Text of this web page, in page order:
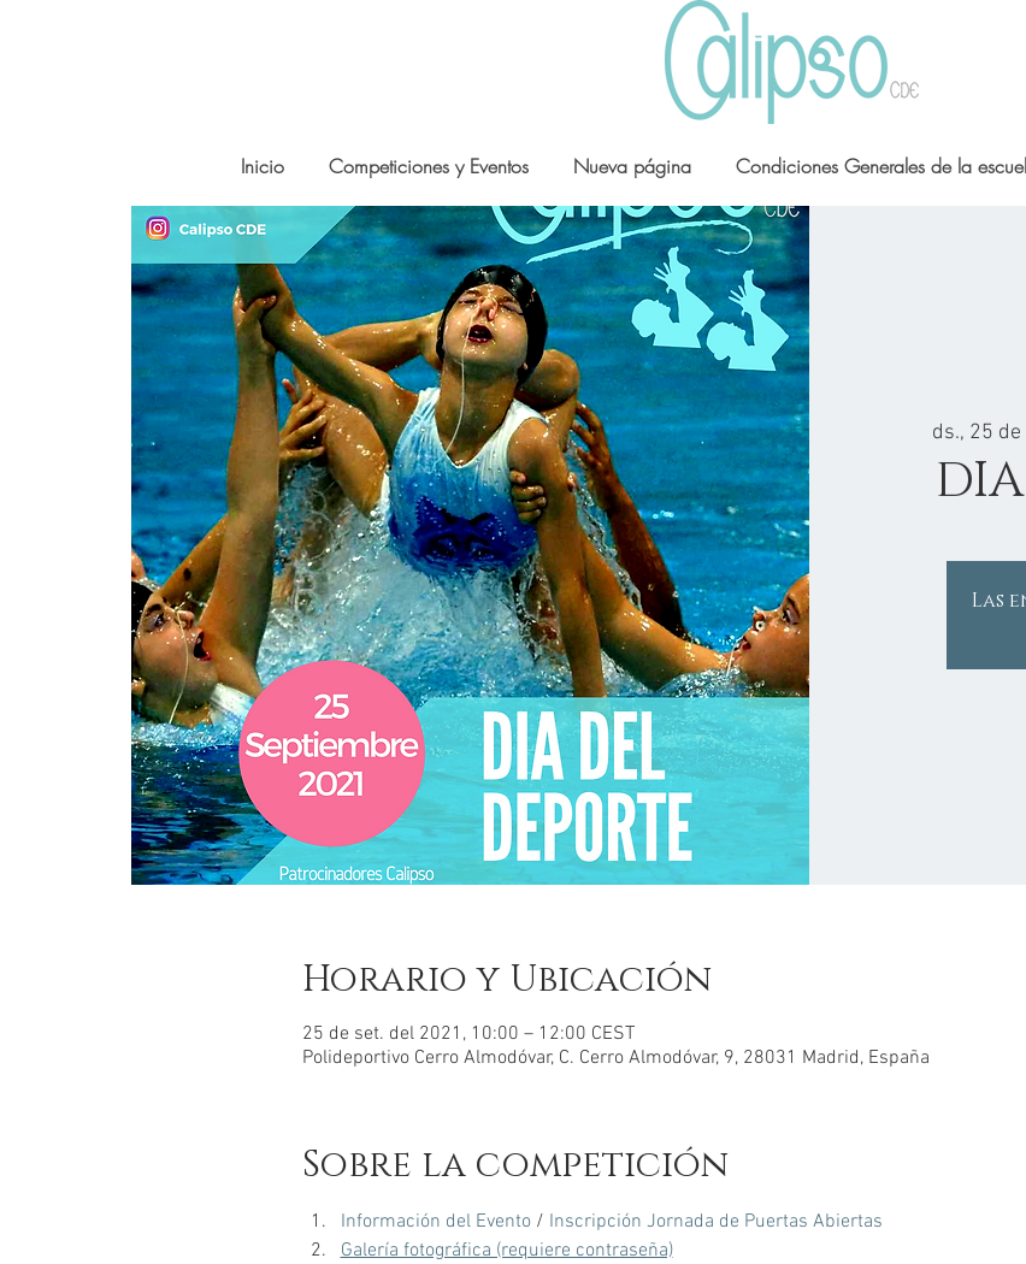
Inicio Competiciones y Eventos Nueva página Condiciones Generales de la
ds., 25 de
Las
Horario y Ubicación
25 de set. del 2021, 10:00 – 12:00 CEST
Polideportivo Cerro Almodóvar, C. Cerro Almodóvar, 9, 28031 Madrid, España
Sobre la competición
Información del Evento / Inscripción Jornada de Puertas Abiertas
Galería fotográfica (requiere contraseña)